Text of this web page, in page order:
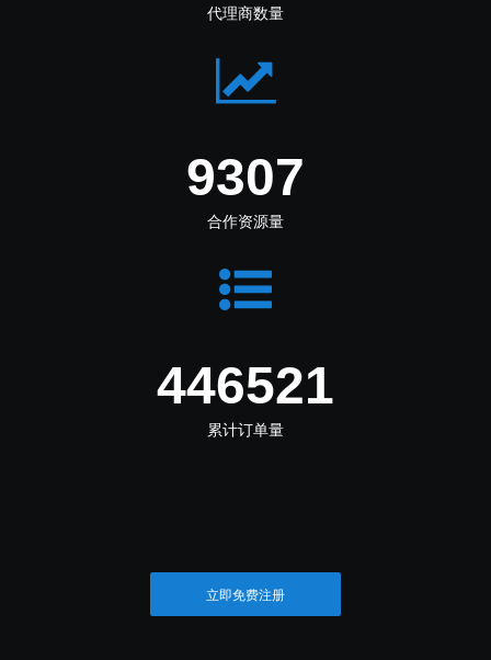
代理商数量
11455
合作资源量
549564
累计订单量
立即免费注册